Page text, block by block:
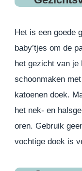
Het is een goede
baby’tjes om de
het gezicht van je
schoonmaken met
katoenen doek.
het nek- en
oren. Gebruik
vochtige doek is